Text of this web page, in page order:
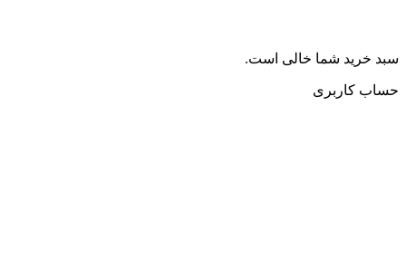
سبد خرید شما خالی است.
حساب کاربری